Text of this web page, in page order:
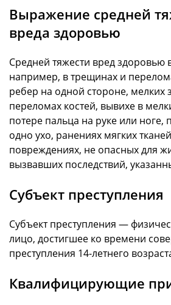
Выражение средней
вреда здоровью
Средней тяжести вред здоровью
например, в трещинах и
ребер на одной стороне, мелких
переломах костей, вывихе в
потере пальца на руке или ноге,
одно ухо, ранениях мягких
повреждениях, не опасных для
вызвавших последствий,
Субъект преступления
Субъект преступления —
лицо, достигшее ко времени
преступления 14-летнего
Квалифицирующие